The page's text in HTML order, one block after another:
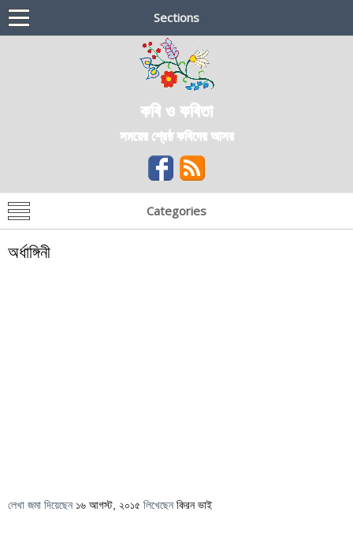
Sections
কবি ও কবিতা
সময়ের শ্রেষ্ঠ কবিদের আসর
Categories
অর্ধাঙ্গিনী
লেখা জমা দিয়েছেন ১৬ আগস্ট, ২০১৫ লিখেছেন কিরন ভাই